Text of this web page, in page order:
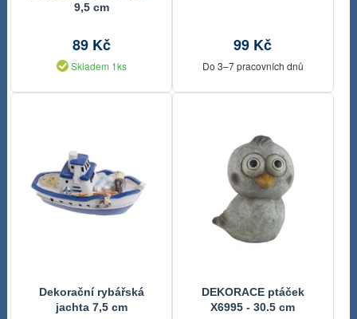
9,5 cm
89 Kč
Skladem 1ks
99 Kč
Do 3–7 pracovních dnů
Dekorační rybářská
jachta 7,5 cm
DEKORACE ptáček
X6995 - 30.5 cm